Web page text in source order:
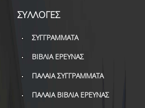
ΣΥΛΛΟΓΕΣ
ΣΥΓΓΡΑΜΜΑΤΑ
ΒΙΒΛΙΑ ΕΡΕΥΝΑΣ
ΠΑΛΑΙΑ ΣΥΓΓΡΑΜΜΑΤΑ
ΠΑΛΑΙΑ ΒΙΒΛΙΑ ΕΡΕΥΝΑΣ